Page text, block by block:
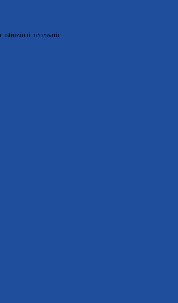
istruzioni necessarie.